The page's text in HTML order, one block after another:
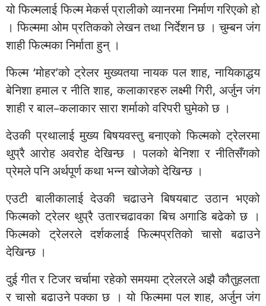
यो फिल्मलाई फिल्म मेकर्स प्रालीको व्यानरमा निर्माण गरिएको हो
। फिल्ममा ओम प्रतिकको लेखन तथा निर्देशन छ । चुम्बन जंग
शाही फिल्मका निर्माता हुन् ।
फिल्म ‘मोहर’को ट्रेलर मुख्यतया नायक पल शाह, नायिकाद्धय
बेनिशा हमाल र नीति शाह, कलाकारहरु लक्ष्मी गिरी, अर्जुन जंग
शाही र बाल–कलाकार सारा शर्माको वरिपरी घुमेको छ ।
देउकी प्रथालाई मुख्य बिषयवस्तु बनाएको फिल्मको ट्रेलरमा
थुप्रै आरोह अवरोह देखिन्छ । पलको बेनिशा र नीतिसँगको
प्रेमले पनि अर्थपूर्ण कथा भन्न खोजेको देखिन्छ ।
एउटी बालीकालाई देउकी चढाउने बिषयबाट उठान भएको
फिल्मको ट्रेलर थुप्रै उतारचढावका बिच अगाडि बढेको छ ।
फिल्मको ट्रेलरले दर्शकलाई फिल्मप्रतिको चासो बढाउने
देखिन्छ ।
दुई गीत र टिजर चर्चामा रहेको समयमा ट्रेलरले अझै कौतुहलता
र चासो बढाउने पक्का छ । यो फिल्ममा पल शाह, अर्जुन जंग